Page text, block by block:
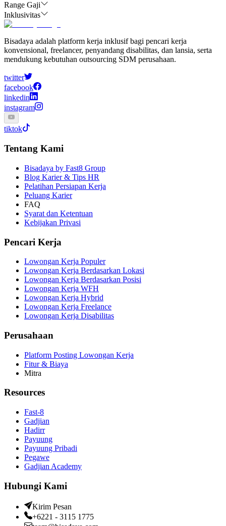
Range Gaji
Inklusivitas
Bisadaya adalah platform kerja inklusif bagi pencari kerja
konvensional, freelancer, penyandang disabilitas, dan lansia, serta
mendukung kebutuhan outsourcing SDM perusahaan.
twitter
facebook
linkedin
instagram
tiktok
Tentang Kami
Bisadaya by Fast8 Group
Blog Karier & Tips HR
Pelatihan Persiapan Kerja
Peluang Karier
FAQ
Syarat dan Ketentuan
Kebijakan Privasi
Pencari Kerja
Lowongan Kerja Populer
Lowongan Kerja Berdasarkan Lokasi
Lowongan Kerja Berdasarkan Posisi
Lowongan Kerja WFH
Lowongan Kerja Hybrid
Lowongan Kerja Freelance
Lowongan Kerja Disabilitas
Perusahaan
Platform Posting Lowongan Kerja
Fitur & Biaya
Mitra
Resources
Fast-8
Gadjian
Hadirr
Payuung
Payuung Pribadi
Pegawe
Gadjian Academy
Hubungi Kami
Kirim Pesan
+6221 - 3115 1775